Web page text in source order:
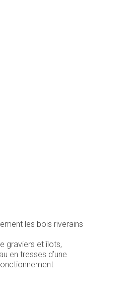
les bois riverains
graviers et îlots,
en tresses d’une